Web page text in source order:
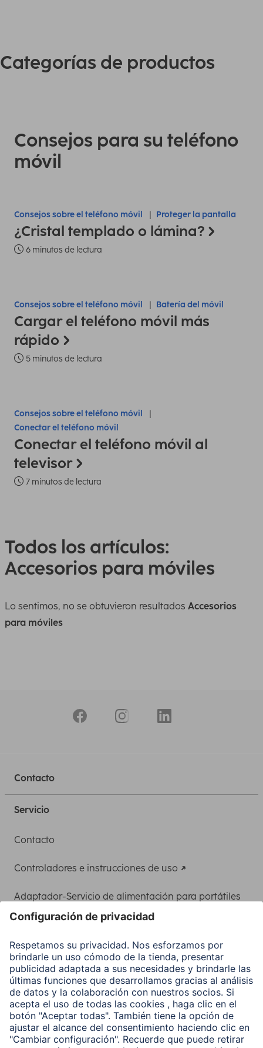
Categorías de productos
Consejos para su teléfono
móvil
Consejos sobre el teléfono móvil Proteger la pantalla
¿Cristal templado o lámina?
6 minutos de lectura
Consejos sobre el teléfono móvil Batería del móvil
Cargar el teléfono móvil más
rápido
5 minutos de lectura
Consejos sobre el teléfono móvil
Conectar el teléfono móvil
Conectar el teléfono móvil al
televisor
7 minutos de lectura
Todos los artículos:
Accesorios para móviles
Lo sentimos, no se obtuvieron resultados Accesorios
para móviles
Contacto
Servicio
Contacto
Controladores e instrucciones de uso
Adaptador-Servicio de alimentación para portátiles
Clientes online
Conviértete en distribuidor
Compañía